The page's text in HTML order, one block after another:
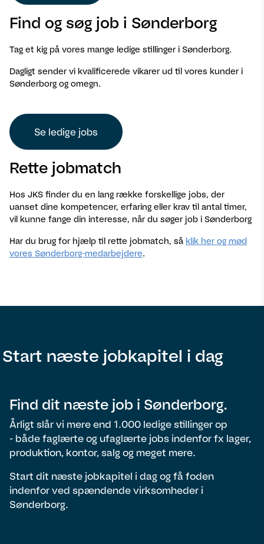
Find og søg job i Sønderborg
Tag et kig på vores mange ledige stillinger i Sønderborg.
Dagligt sender vi kvalificerede vikarer ud til vores kunder i
Sønderborg og omegn.
Se ledige jobs
Rette jobmatch
Hos JKS finder du en lang række forskellige jobs, der
uanset dine kompetencer, erfaring eller krav til antal timer,
vil kunne fange din interesse, når du søger job i Sønderborg
Har du brug for hjælp til rette jobmatch, så klik her og mød
vores Sønderborg-medarbejdere.
Start næste jobkapitel i dag
Find dit næste job i Sønderborg.
Årligt slår vi mere end 1.000 ledige stillinger op
- både faglærte og ufaglærte jobs indenfor fx lager,
produktion, kontor, salg og meget mere.
Start dit næste jobkapitel i dag og få foden
indenfor ved spændende virksomheder i
Sønderborg.